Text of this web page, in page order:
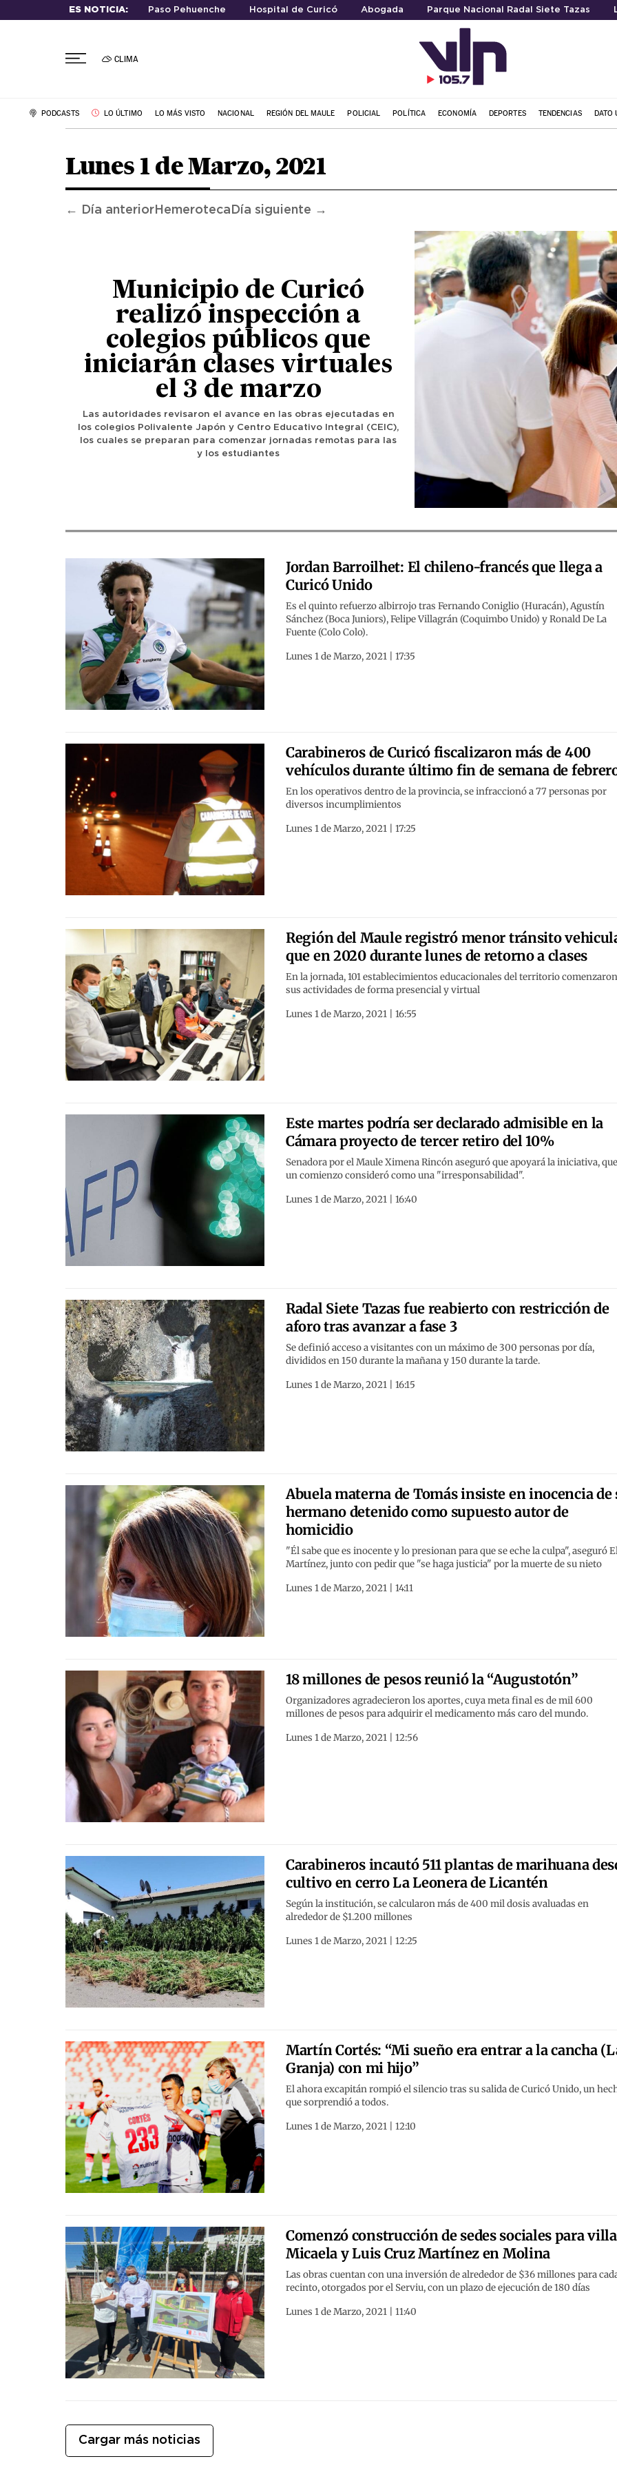
ES NOTICIA: Paso Pehuenche Hospital de Curicó Abogada Parque Nacional Radal Siete Tazas
CLIMA
PODCASTS LO ÚLTIMO LO MÁS VISTO NACIONAL REGIÓN DEL MAULE POLICIAL POLÍTICA ECONOMÍA DEPORTES TENDENCIAS DATO
Lunes 1 de Marzo, 2021
← Día anteriorHemeroteca Día siguiente →
Municipio de Curicó
realizó inspección a
colegios públicos que
iniciarán clases virtuales
el 3 de marzo
Las autoridades revisaron el avance en las obras ejecutadas en
los colegios Polivalente Japón y Centro Educativo Integral (CEIC),
los cuales se preparan para comenzar jornadas remotas para las
y los estudiantes
Jordan Barroilhet: El chileno-francés que llega a
Curicó Unido
Es el quinto refuerzo albirrojo tras Fernando Coniglio (Huracán), Agustín
Sánchez (Boca Juniors), Felipe Villagrán (Coquimbo Unido) y Ronald De La
Fuente (Colo Colo).
Lunes 1 de Marzo, 2021 | 17:35
Carabineros de Curicó fiscalizaron más de 400
vehículos durante último fin de semana de
En los operativos dentro de la provincia, se infraccionó a 77 personas por
diversos incumplimientos
Lunes 1 de Marzo, 2021 | 17:25
Región del Maule registró menor tránsito
que en 2020 durante lunes de retorno a clases
En la jornada, 101 establecimientos educacionales del territorio
sus actividades de forma presencial y virtual
Lunes 1 de Marzo, 2021 | 16:55
Este martes podría ser declarado admisible en la
Cámara proyecto de tercer retiro del 10%
Senadora por el Maule Ximena Rincón aseguró que apoyará la iniciativa,
un comienzo consideró como una "irresponsabilidad".
Lunes 1 de Marzo, 2021 | 16:40
Radal Siete Tazas fue reabierto con restricción de
aforo tras avanzar a fase 3
Se definió acceso a visitantes con un máximo de 300 personas por día,
divididos en 150 durante la mañana y 150 durante la tarde.
Lunes 1 de Marzo, 2021 | 16:15
Abuela materna de Tomás insiste en inocencia de
hermano detenido como supuesto autor de
homicidio
"Él sabe que es inocente y lo presionan para que se eche la culpa", aseguró
Martínez, junto con pedir que "se haga justicia" por la muerte de su nieto
Lunes 1 de Marzo, 2021 | 14:11
18 millones de pesos reunió la “Augustotón”
Organizadores agradecieron los aportes, cuya meta final es de mil 600
millones de pesos para adquirir el medicamento más caro del mundo.
Lunes 1 de Marzo, 2021 | 12:56
Carabineros incautó 511 plantas de marihuana
cultivo en cerro La Leonera de Licantén
Según la institución, se calcularon más de 400 mil dosis avaluadas en
alrededor de $1.200 millones
Lunes 1 de Marzo, 2021 | 12:25
Martín Cortés: “Mi sueño era entrar a la cancha
Granja) con mi hijo”
El ahora excapitán rompió el silencio tras su salida de Curicó Unido, un
que sorprendió a todos.
Lunes 1 de Marzo, 2021 | 12:10
Comenzó construcción de sedes sociales para
Micaela y Luis Cruz Martínez en Molina
Las obras cuentan con una inversión de alrededor de $36 millones para
recinto, otorgados por el Serviu, con un plazo de ejecución de 180 días
Lunes 1 de Marzo, 2021 | 11:40
Cargar más noticias